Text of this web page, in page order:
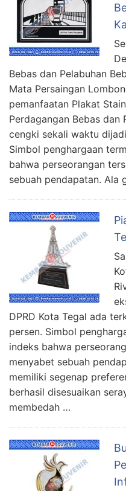
Bebas dan Pelabuhan
Mata Persaingan
pemanfaatan Plakat
Perdagangan Bebas dan
cengki sekali waktu
Simbol penghargaan
bahwa perseorangan
sebuah pendapatan.
DPRD Kota Tegal ada
persen. Simbol
indeks bahwa
menyabet sebuah
memiliki segenap
berhasil disesuaikan
membedah …